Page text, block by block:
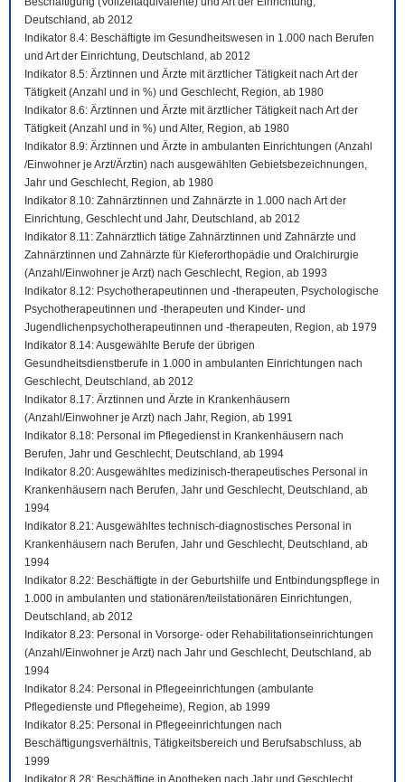
Deutschland, ab 2012
Indikator 8.4: Beschäftigte im Gesundheitswesen in 1.000 nach Berufen
und Art der Einrichtung, Deutschland, ab 2012
Indikator 8.5: Ärztinnen und Ärzte mit ärztlicher Tätigkeit nach Art der
Tätigkeit (Anzahl und in %) und Geschlecht, Region, ab 1980
Indikator 8.6: Ärztinnen und Ärzte mit ärztlicher Tätigkeit nach Art der
Tätigkeit (Anzahl und in %) und Alter, Region, ab 1980
Indikator 8.9: Ärztinnen und Ärzte in ambulanten Einrichtungen (Anzahl
/Einwohner je Arzt/Ärztin) nach ausgewählten Gebietsbezeichnungen,
Jahr und Geschlecht, Region, ab 1980
Indikator 8.10: Zahnärztinnen und Zahnärzte in 1.000 nach Art der
Einrichtung, Geschlecht und Jahr, Deutschland, ab 2012
Indikator 8.11: Zahnärztlich tätige Zahnärztinnen und Zahnärzte und
Zahnärztinnen und Zahnärzte für Kieferorthopädie und Oralchirurgie
(Anzahl/Einwohner je Arzt) nach Geschlecht, Region, ab 1993
Indikator 8.12: Psychotherapeutinnen und -therapeuten, Psychologische
Psychotherapeutinnen und -therapeuten und Kinder- und
Jugendlichenpsychotherapeutinnen und -therapeuten, Region, ab 1979
Indikator 8.14: Ausgewählte Berufe der übrigen
Gesundheitsdienstberufe in 1.000 in ambulanten Einrichtungen nach
Geschlecht, Deutschland, ab 2012
Indikator 8.17: Ärztinnen und Ärzte in Krankenhäusern
(Anzahl/Einwohner je Arzt) nach Jahr, Region, ab 1991
Indikator 8.18: Personal im Pflegedienst in Krankenhäusern nach
Berufen, Jahr und Geschlecht, Deutschland, ab 1994
Indikator 8.20: Ausgewähltes medizinisch-therapeutisches Personal in
Krankenhäusern nach Berufen, Jahr und Geschlecht, Deutschland, ab
1994
Indikator 8.21: Ausgewähltes technisch-diagnostisches Personal in
Krankenhäusern nach Berufen, Jahr und Geschlecht, Deutschland, ab
1994
Indikator 8.22: Beschäftigte in der Geburtshilfe und Entbindungspflege in
1.000 in ambulanten und stationären/teilstationären Einrichtungen,
Deutschland, ab 2012
Indikator 8.23: Personal in Vorsorge- oder Rehabilitationseinrichtungen
(Anzahl/Einwohner je Arzt) nach Jahr und Geschlecht, Deutschland, ab
1994
Indikator 8.24: Personal in Pflegeeinrichtungen (ambulante
Pflegedienste und Pflegeheime), Region, ab 1999
Indikator 8.25: Personal in Pflegeeinrichtungen nach
Beschäftigungsverhältnis, Tätigkeitsbereich und Berufsabschluss, ab
1999